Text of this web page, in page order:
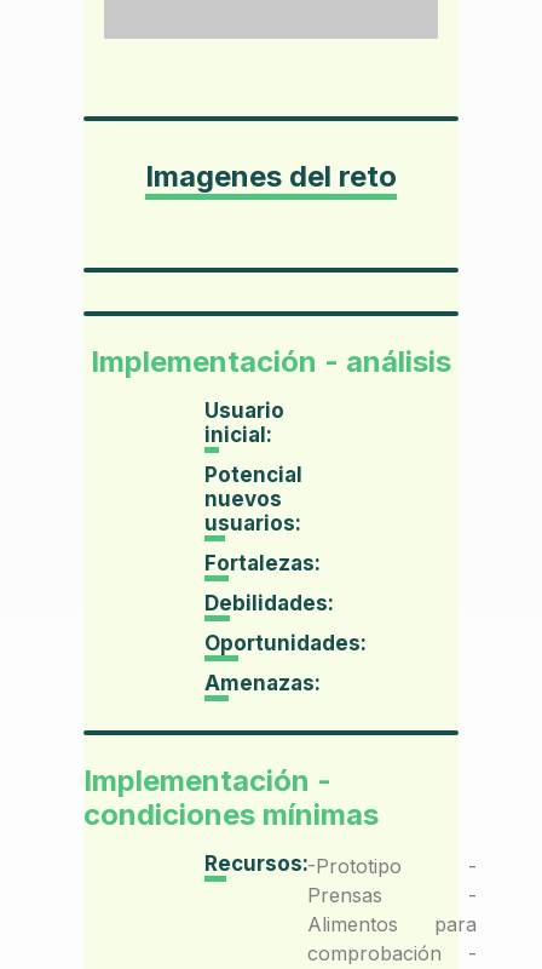
Imagenes del reto
Implementación - análisis
Usuario
inicial:
Potencial
nuevos
usuarios:
Fortalezas:
Debilidades:
Oportunidades:
Amenazas:
Implementación -
condiciones mínimas
Recursos:-Prototipo -
Prensas -
Alimentos para
comprobación -